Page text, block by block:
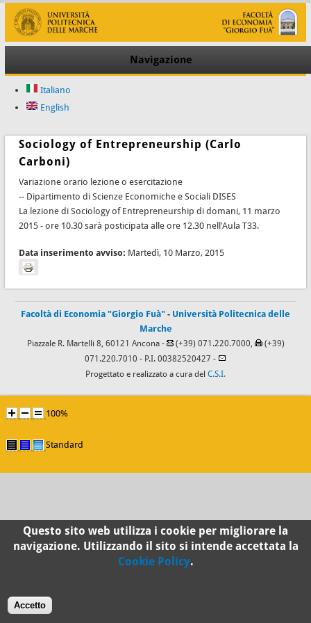
Navigazione
Italiano
English
Sociology of Entrepreneurship (Carlo
Carboni)
Variazione orario lezione o esercitazione
-- Dipartimento di Scienze Economiche e Sociali DISES
La lezione di Sociology of Entrepreneurship di domani, 11 marzo
2015 - ore 10.30 sarà posticipata alle ore 12.30 nell'Aula T33.
Data inserimento avviso: Martedì, 10 Marzo, 2015
Facoltà di Economia "Giorgio Fuà" - Università Politecnica delle
Marche
Piazzale R. Martelli 8, 60121 Ancona - (+39) 071.220.7000,
(+39)
071.220.7010 - P.I. 00382520427 -
Progettato e realizzato a cura del C.S.I.
100%
Standard
Questo sito web utilizza i cookie per migliorare la
navigazione. Utilizzando il sito si intende accettata la
Cookie Policy.
Accetto